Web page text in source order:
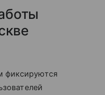
фиксируются